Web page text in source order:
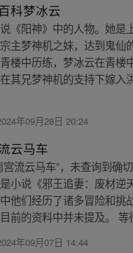
科梦冰云
《阳神》中的人物。她是
主梦神机之妹，达到鬼仙
楼中历练，梦冰云在青楼
其兄梦神机的支持下嫁入
年09月28日 20:24
云马车
宫流云马车”，未查询到确
小说《邪王追妻：废材逆
他们经历了诸多冒险和挑
前的资料中并未提及。 等
年09月07日 14:44